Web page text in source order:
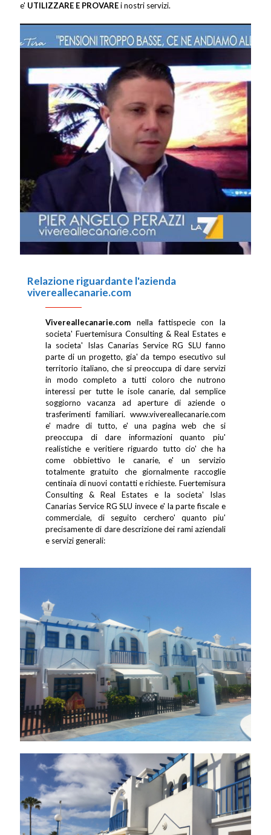
e' UTILIZZARE E PROVAREi nostri servizi.
Relazione riguardante l'azienda
vivereallecanarie.com
Vivereallecanarie.com nella fattispecie con la
societa' Fuertemisura Consulting & Real Estates e
la societa' Islas Canarias Service RG SLU fanno
parte di un progetto, gia' da tempo esecutivo sul
territorio italiano, che si preoccupa di dare servizi
in modo completo a tutti coloro che nutrono
interessi per tutte le isole canarie, dal semplice
soggiorno vacanza ad aperture di aziende o
trasferimenti familiari. www.vivereallecanarie.com
e' madre di tutto, e' una pagina web che si
preoccupa di dare informazioni quanto piu'
realistiche e veritiere riguardo tutto cio' che ha
come obbiettivo le canarie, e' un servizio
totalmente gratuito che giornalmente raccoglie
centinaia di nuovi contatti e richieste. Fuertemisura
Consulting & Real Estates e la societa' Islas
Canarias Service RG SLU invece e' la parte fiscale e
commerciale, di seguito cerchero' quanto piu'
precisamente di dare descrizione dei rami aziendali
e servizi generali: